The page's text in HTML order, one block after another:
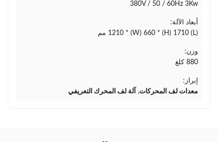
380V / 50 / 60Hz 3Kw
أبعاد الآلة:
(L) 1210 * (W) 660 * (H) 1710 مم
وزن:
880 كلغ
إبراز:
معدات لف المحركات, آلة لف المحرك التعريفي